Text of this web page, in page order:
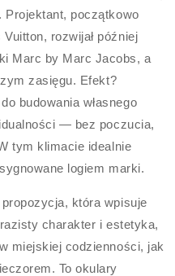
Projektant, początkowo
rozwijał później
Marc by Marc Jacobs, a
zasięgu. Efekt?
budowania własnego
— bez poczucia,
tym klimacie idealnie
logiem marki.
która wpisuje
charakter i estetyka,
miejskiej codzienności, jak
To okulary